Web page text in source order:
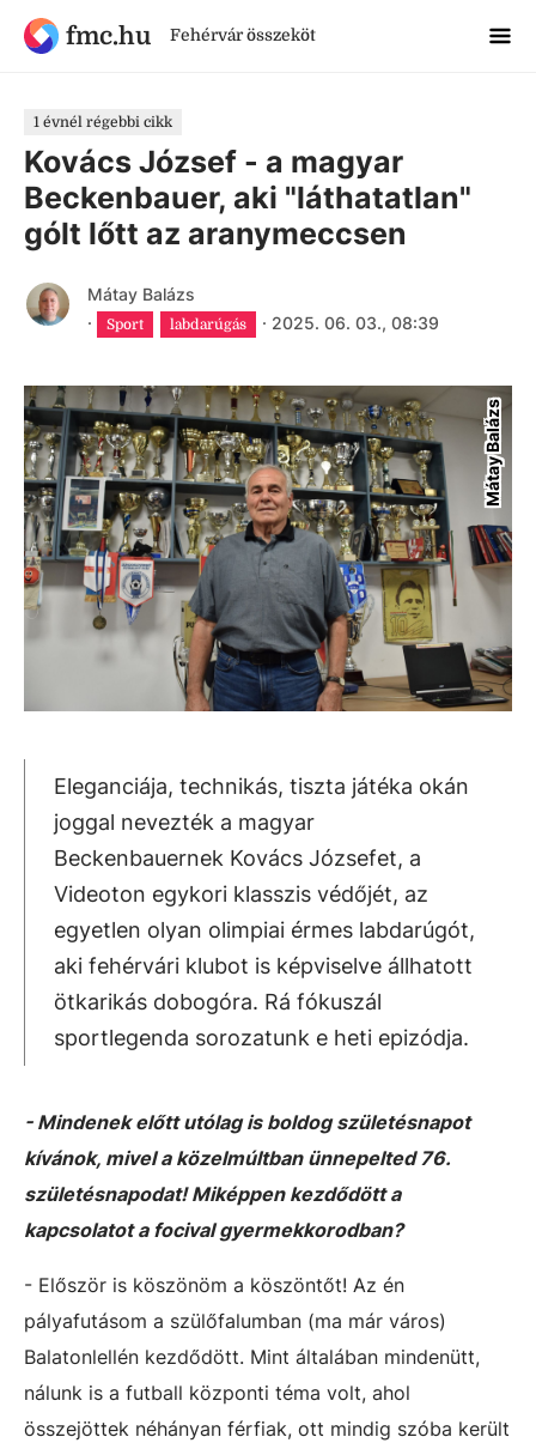
fmc.hu Fehérvár összeköt
1 évnél régebbi cikk
Kovács József - a magyar
Beckenbauer, aki "láthatatlan"
gólt lőtt az aranymeccsen
Mátay Balázs
·
Sport labdarúgás · 2025. 06. 03., 08:39
Mátay Balázs
Eleganciája, technikás, tiszta játéka okán
joggal nevezték a magyar
Beckenbauernek Kovács Józsefet, a
Videoton egykori klasszis védőjét, az
egyetlen olyan olimpiai érmes labdarúgót,
aki fehérvári klubot is képviselve állhatott
ötkarikás dobogóra. Rá fókuszál
sportlegenda sorozatunk e heti epizódja.
- Mindenek előtt utólag is boldog születésnapot
kívánok, mivel a közelmúltban ünnepelted 76.
születésnapodat! Miképpen kezdődött a
kapcsolatot a focival gyermekkorodban?
- Először is köszönöm a köszöntőt! Az én
pályafutásom a szülőfalumban (ma már város)
Balatonlellén kezdődött. Mint általában mindenütt,
nálunk is a futball központi téma volt, ahol
összejöttek néhányan férfiak, ott mindig szóba került